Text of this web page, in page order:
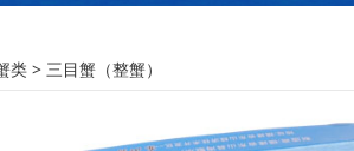
（整蟹）
类 > 三目蟹（整蟹）